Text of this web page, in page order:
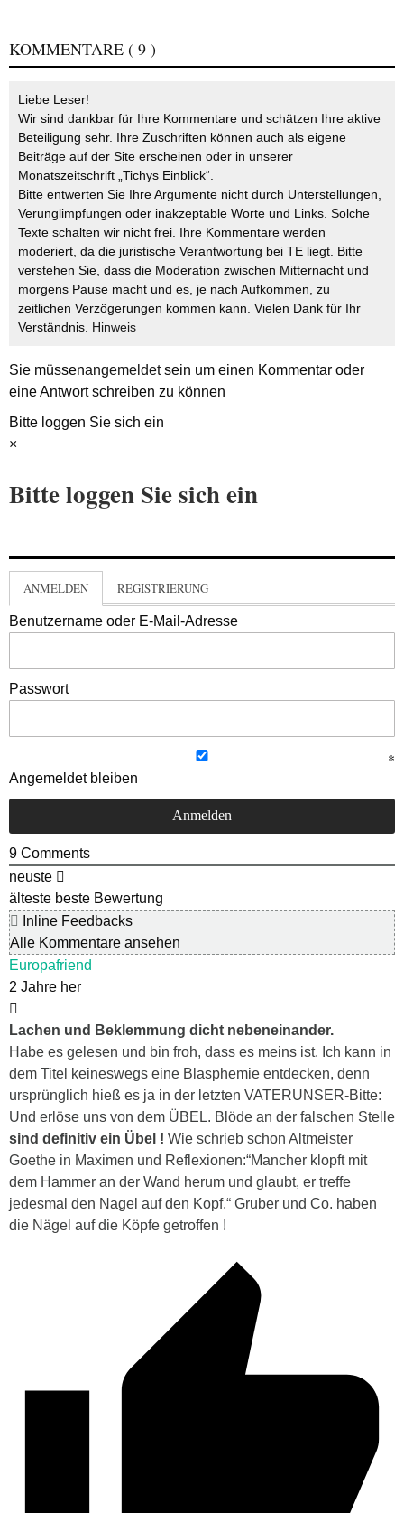
KOMMENTARE ( 9 )
Liebe Leser!
Wir sind dankbar für Ihre Kommentare und schätzen Ihre aktive
Beteiligung sehr. Ihre Zuschriften können auch als eigene
Beiträge auf der Site erscheinen oder in unserer
Monatszeitschrift „Tichys Einblick“.
Bitte entwerten Sie Ihre Argumente nicht durch Unterstellungen,
Verunglimpfungen oder inakzeptable Worte und Links. Solche
Texte schalten wir nicht frei. Ihre Kommentare werden
moderiert, da die juristische Verantwortung bei TE liegt. Bitte
verstehen Sie, dass die Moderation zwischen Mitternacht und
morgens Pause macht und es, je nach Aufkommen, zu
zeitlichen Verzögerungen kommen kann. Vielen Dank für Ihr
Verständnis. Hinweis
Sie müssenangemeldetsein um einen Kommentar oder
eine Antwort schreiben zu können
Bitte loggen Sie sich ein
×
Bitte loggen Sie sich ein
ANMELDEN REGISTRIERUNG
Benutzername oder E-Mail-Adresse
Passwort
Angemeldet bleiben
9 Comments
neuste
älteste beste Bewertung
Inline Feedbacks
Alle Kommentare ansehen
Europafriend
2 Jahre her
Lachen und Beklemmung dicht nebeneinander.
Habe es gelesen und bin froh, dass es meins ist. Ich kann in
dem Titel keineswegs eine Blasphemie entdecken, denn
ursprünglich hieß es ja in der letzten VATERUNSER-Bitte:
Und erlöse uns von dem ÜBEL. Blöde an der falschen Stelle
sind definitiv ein Übel ! Wie schrieb schon Altmeister
Goethe in Maximen und Reflexionen:“Mancher klopft mit
dem Hammer an der Wand herum und glaubt, er treffe
jedesmal den Nagel auf den Kopf.“ Gruber und Co. haben
die Nägel auf die Köpfe getroffen !